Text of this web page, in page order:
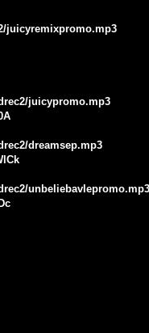
juicyremixpromo.mp3
juicypromo.mp3
dreamsep.mp3
unbeliebavlepromo.mp3